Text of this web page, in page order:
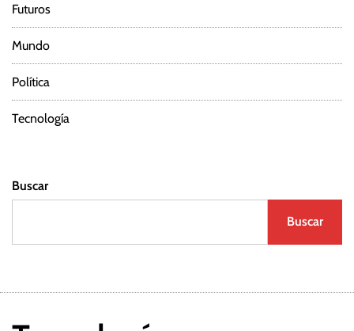
Futuros
Mundo
Política
Tecnología
Buscar
Buscar